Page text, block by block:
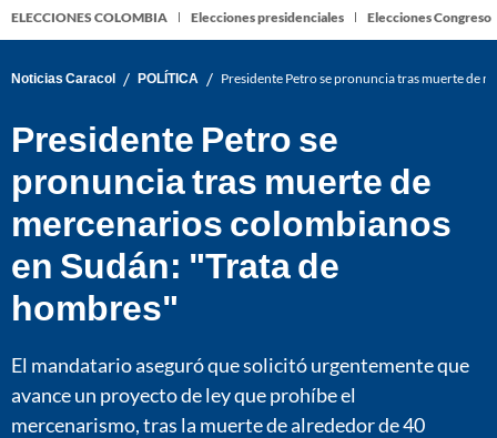
ELECCIONES COLOMBIA Elecciones presidenciales Elecciones Congreso
Noticias Caracol / POLÍTICA / Presidente Petro se pronuncia tras muerte de
Presidente Petro se
pronuncia tras muerte de
mercenarios colombianos
en Sudán: "Trata de
hombres"
El mandatario aseguró que solicitó urgentemente que
avance un proyecto de ley que prohíbe el
mercenarismo, tras la muerte de alrededor de 40